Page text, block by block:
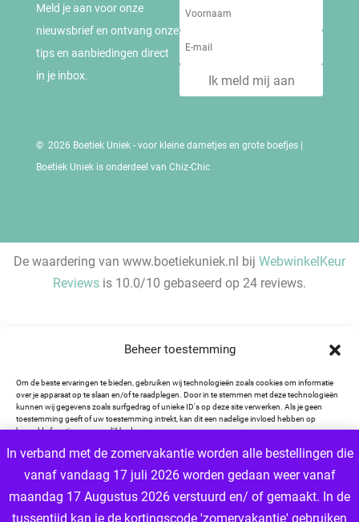
Beheer toestemming
Om de beste ervaringen te bieden, gebruiken wij technologieën zoals cookies om informatie
over je apparaat op te slaan en/of te raadplegen. Door in te stemmen met deze technologieën
kunnen wij gegevens zoals surfgedrag of unieke ID's op deze site verwerken. Als je geen
toestemming geeft of uw toestemming intrekt, kan dit een nadelige invloed hebben op
bepaalde functies en mogelijkheden.
Accepteren
Weigeren
In verband met de zomervakantie worden alle bestellingen die
vanaf vandaag 17 juli 2026 worden gedaan weer vanaf
maandag 17 Augustus 2026 verstuurd en/ of gemaakt. In de
tussentijd kan je de kortingscode 'zomervakantie' gebruiken
Meld je aan voor onze
nieuwsbrief en ontvang onze
tips en aanbiedingen direct
in je inbox.
Ik meld mij aan
© 2026 Boetiek Uniek - voor kleine dametjes en grote boefjes |
Boetiek Uniek is onderdeel van Chiz-Chic
De waardering van www.boetiekuniek.nl bij WebwinkelKeur
Reviews is 10.0/10 gebaseerd op 24 reviews.